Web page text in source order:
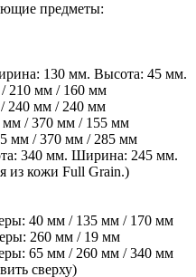
предметы:
130 мм. Высота: 45 мм.
210 мм / 160 мм
240 мм / 240 мм
мм / 370 мм / 155 мм
мм / 370 мм / 285 мм
340 мм. Ширина: 245 мм.
из кожи Full Grain.)
40 мм / 135 мм / 170 мм
260 мм / 19 мм
65 мм / 260 мм / 340 мм
сверху)